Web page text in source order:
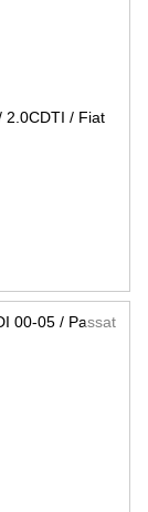
2.0CDTI / Fiat